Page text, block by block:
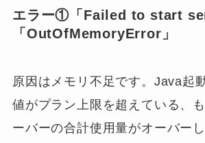
エラー①「Failed to start
「OutOfMemoryError」
原因はメモリ不足です。Java起
値がプラン上限を超えている、
ーバーの合計使用量がオーバー